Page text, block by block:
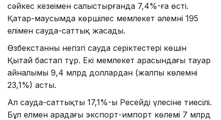
сәйкес кезеңімен салыстырғанда 7,4%-ға өсті.
Қаңтар-маусымда көршілес мемлекет әлемнің 195
елімен сауда-саттық жасады.
Өзбекстанның негізгі сауда серіктестері көшін
Қытай бастап тұр. Екі мемлекет арасындағы тауар
айналымы 9,4 млрд доллардан (жалпы көлемнің
23,1%) асты.
Ал сауда-саттықтың 17,1%-ы Ресейдің үлесіне тиесілі.
Бұл елмен арадағы экспорт-импорт көлемі 7 млрд